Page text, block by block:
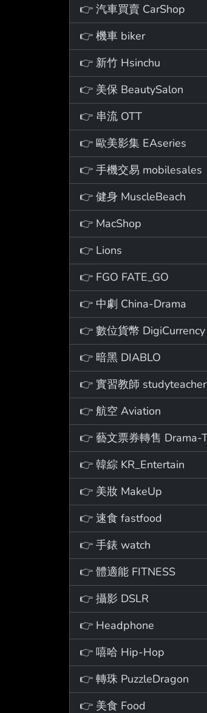
👉 汽車買賣 CarShop
👉 機車 biker
👉 新竹 Hsinchu
👉 美保 BeautySalon
👉 串流 OTT
👉 歐美影集 EAseries
👉 手機交易 mobilesales
👉 健身 MuscleBeach
👉 MacShop
👉 Lions
👉 FGO FATE_GO
👉 中劇 China-Drama
👉 數位貨幣 DigiCurrency
👉 暗黑 DIABLO
👉 實習教師 studyteacher
👉 航空 Aviation
👉 韓綜 KR_Entertain
👉 美妝 MakeUp
👉 速食 fastfood
👉 手錶 watch
👉 體適能 FITNESS
👉 攝影 DSLR
👉 Headphone
👉 嘻哈 Hip-Hop
👉 轉珠 PuzzleDragon
👉 美食 Food